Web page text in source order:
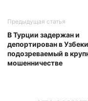
Предыдущая статья
В Турции задержан и
депортирован в
подозреваемый в
мошенничестве